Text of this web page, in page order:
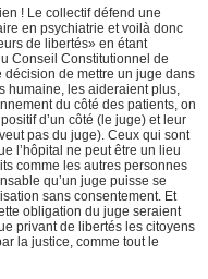
! Le collectif défend une
en psychiatrie et voilà donc
de libertés» en étant
Conseil Constitutionnel de
de mettre un juge dans
humaine, les aideraient plus,
du côté des patients, on
d’un côté (le juge) et leur
pas du juge). Ceux qui sont
l’hôpital ne peut être un lieu
comme les autres personnes
qu’un juge puisse se
sans consentement. Et
obligation du juge seraient
privant de libertés les citoyens
la justice, comme tout le